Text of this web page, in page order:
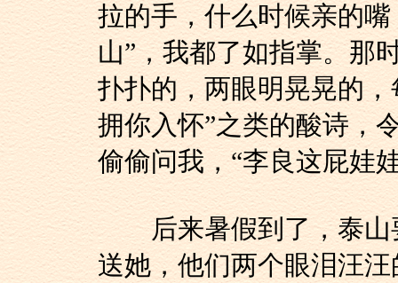
拉的手，什么时候亲的
山”，我都了如指掌。那
扑扑的，两眼明晃晃的
拥你入怀”之类的酸诗，
偷偷问我，“李良这屁娃
后来暑假到了，泰山
送她，他们两个眼泪汪